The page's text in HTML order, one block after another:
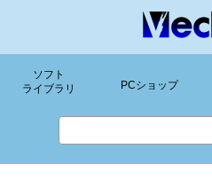
ソフト
ライブラリ
PCショップ